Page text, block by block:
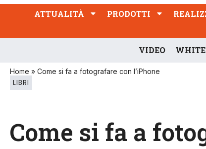
ATTUALITÀ PRODOTTI
VIDEO WHITE
Home » Come si fa a fotografare con l’iPhone
LIBRI
Come si fa a